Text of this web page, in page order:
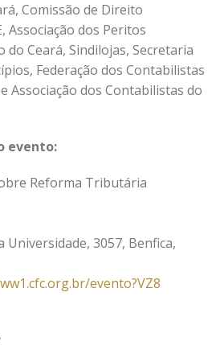
Comissão de Direito
Associação dos Peritos
do Ceará, Sindilojas, Secretaria
Federação dos Contabilistas
Associação dos Contabilistas do
evento:
Reforma Tributária
Universidade, 3057, Benfica,
evento?VZ8